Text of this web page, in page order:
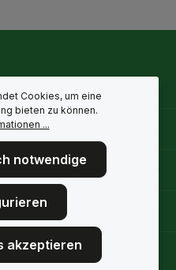
Cookies, um eine
bieten zu können.
...
notwendige
akzeptieren